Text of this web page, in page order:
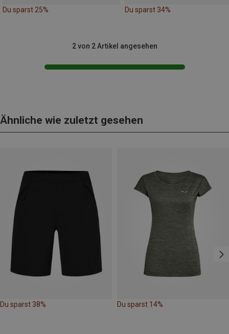
Du sparst 25% Du sparst 34%
2 von 2 Artikel angesehen
Ähnliche wie zuletzt gesehen
Du sparst 38% Du sparst 14%